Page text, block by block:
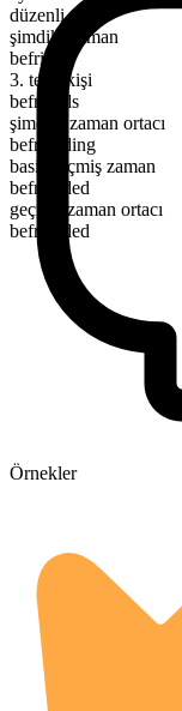
düzenli
şimdiki zaman
befriend
3. tekil kişi
befriends
şimdiki zaman ortacı
befriending
basit geçmiş zaman
befriended
geçmiş zaman ortacı
befriended
Örnekler